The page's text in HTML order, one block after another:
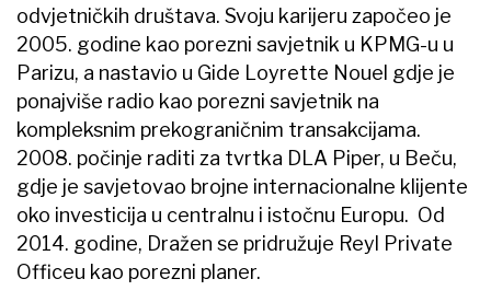
odvjetničkih društava. Svoju karijeru započeo je
2005. godine kao porezni savjetnik u KPMG-u u
Parizu, a nastavio u Gide Loyrette Nouel gdje je
ponajviše radio kao porezni savjetnik na
kompleksnim prekograničnim transakcijama.
2008. počinje raditi za tvrtka DLA Piper, u Beču,
gdje je savjetovao brojne internacionalne klijente
oko investicija u centralnu i istočnu Europu. Od
2014. godine, Dražen se pridružuje Reyl Private
Officeu kao porezni planer.